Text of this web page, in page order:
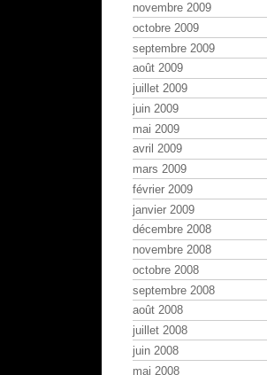
novembre 2009
octobre 2009
septembre 2009
août 2009
juillet 2009
juin 2009
mai 2009
avril 2009
mars 2009
février 2009
janvier 2009
décembre 2008
novembre 2008
octobre 2008
septembre 2008
août 2008
juillet 2008
juin 2008
mai 2008